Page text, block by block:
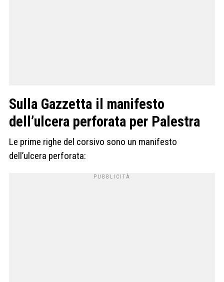
Sulla Gazzetta il manifesto
dell’ulcera perforata per Palestra
Le prime righe del corsivo sono un manifesto
dell’ulcera perforata: